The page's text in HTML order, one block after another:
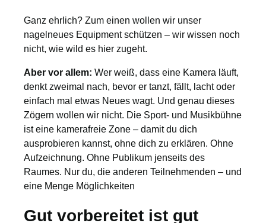
Ganz ehrlich? Zum einen wollen wir unser
nagelneues Equipment schützen – wir wissen noch
nicht, wie wild es hier zugeht.
Aber vor allem: Wer weiß, dass eine Kamera läuft,
denkt zweimal nach, bevor er tanzt, fällt, lacht oder
einfach mal etwas Neues wagt. Und genau dieses
Zögern wollen wir nicht. Die Sport- und Musikbühne
ist eine kamerafreie Zone – damit du dich
ausprobieren kannst, ohne dich zu erklären. Ohne
Aufzeichnung. Ohne Publikum jenseits des
Raumes. Nur du, die anderen Teilnehmenden – und
eine Menge Möglichkeiten
Gut vorbereitet ist gut